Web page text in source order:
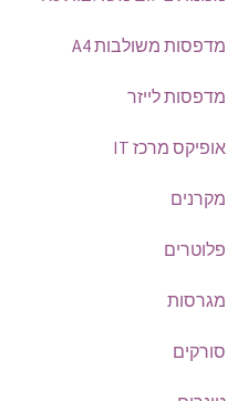
מדפסות משולבות A4
מדפסות לייזר
אופיקס מרכז IT
מקרנים
פלוטרים
מגרסות
סורקים